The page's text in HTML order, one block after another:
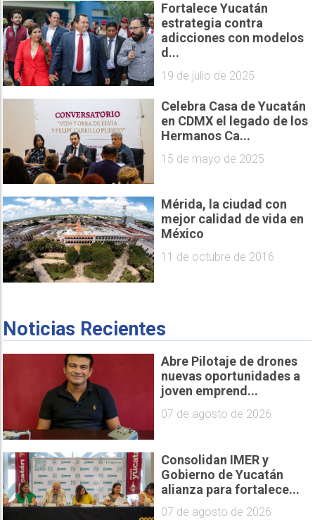
Fortalece Yucatán
estrategia contra
adicciones con modelos
d...
19 de julio de 2025
Celebra Casa de Yucatán
en CDMX el legado de los
Hermanos Ca...
15 de mayo de 2025
Mérida, la ciudad con
mejor calidad de vida en
México
11 de octubre de 2016
Noticias Recientes
Abre Pilotaje de drones
nuevas oportunidades a
joven emprend...
07 de agosto de 2026
Consolidan IMER y
Gobierno de Yucatán
alianza para fortalece...
07 de agosto de 2026